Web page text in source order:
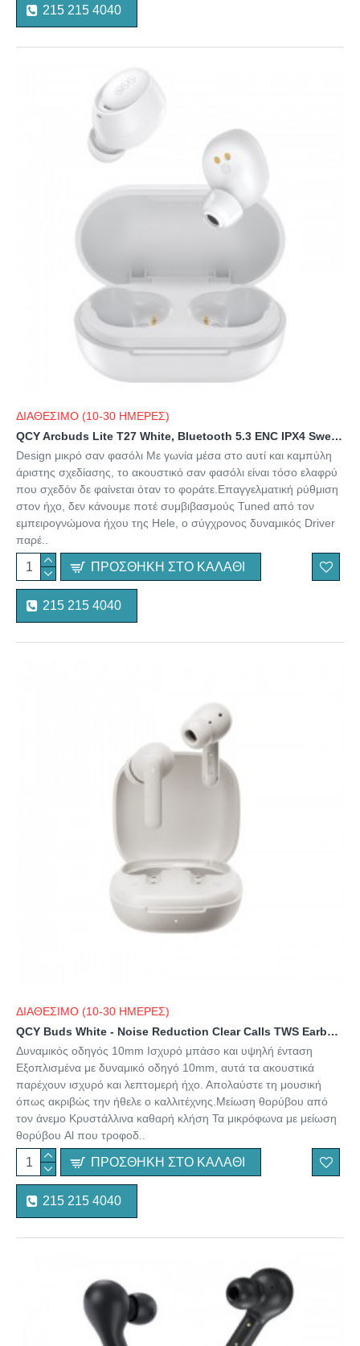
215 215 4040
ΔΙΑΘΕΣΙΜΟ (10-30 ΗΜΕΡΕΣ)
QCY Arcbuds Lite T27 White, Bluetooth 5.3 ENC IPX4 Sweatpfoof 8h - 32h battery, 68ms latency
Design μικρό σαν φασόλι Με γωνία μέσα στο αυτί και καμπύλη
άριστης σχεδίασης, το ακουστικό σαν φασόλι είναι τόσο ελαφρύ
που σχεδόν δε φαίνεται όταν το φοράτε.Επαγγελματική ρύθμιση
στον ήχο, δεν κάνουμε ποτέ συμβιβασμούς Tuned από τον
εμπειρογνώμονα ήχου της Hele, ο σύγχρονος δυναμικός Driver
παρέ..
ΠΡΟΣΘΉΚΗ ΣΤΟ ΚΑΛΆΘΙ
215 215 4040
ΔΙΑΘΕΣΙΜΟ (10-30 ΗΜΕΡΕΣ)
QCY Buds White - Noise Reduction Clear Calls TWS Earbuds 35h, 10mm dynamic drivers
Δυναμικός οδηγός 10mm Ισχυρό μπάσο και υψηλή ένταση
Εξοπλισμένα με δυναμικό οδηγό 10mm, αυτά τα ακουστικά
παρέχουν ισχυρό και λεπτομερή ήχο. Απολαύστε τη μουσική
όπως ακριβώς την ήθελε ο καλλιτέχνης.Μείωση θορύβου από
τον άνεμο Κρυστάλλινα καθαρή κλήση Τα μικρόφωνα με μείωση
θορύβου Al που τροφοδ..
ΠΡΟΣΘΉΚΗ ΣΤΟ ΚΑΛΆΘΙ
215 215 4040